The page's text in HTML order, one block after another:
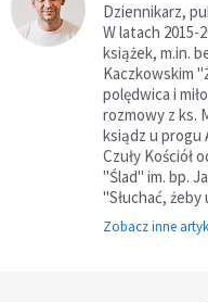
Dziennikarz,
W latach 2015-
książek, m.in.
Kaczkowskim
polędwica i
rozmowy z ks.
ksiądz u progu
Czuły Kościół
"Ślad" im. bp.
"Słuchać,
Zobacz inne